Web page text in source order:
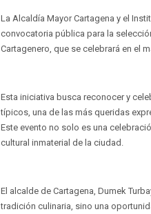
La Alcaldía Mayor Cartagena y el
convocatoria pública para la
Cartagenero, que se celebrará en el
Esta iniciativa busca reconocer y
típicos, una de las más queridas
Este evento no solo es una
cultural inmaterial de la ciudad.
El alcalde de Cartagena, Dumek
tradición culinaria, sino una